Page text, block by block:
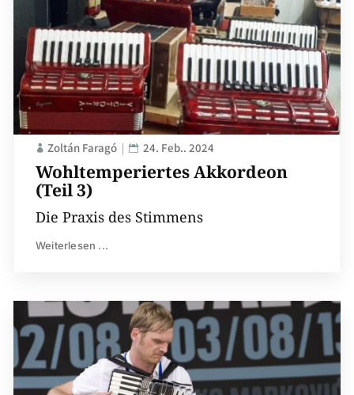
Wohltemperiertes Akkordeon
(Teil 3)
Zoltán Faragó 24. Feb.. 2024
Die Praxis des Stimmens
Weiterlesen ...